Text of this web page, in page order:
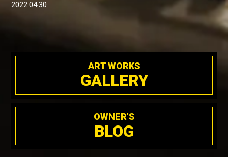
2022.04.30
ART WORKS
GALLERY
OWNER'S
BLOG